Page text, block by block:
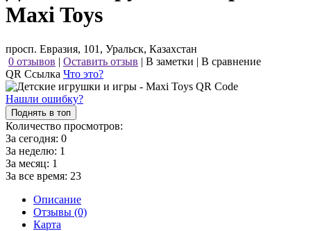
Maxi Toys
просп. Евразия, 101, Уральск, Казахстан
0 отзывов | Оставить отзыв | В заметки | В сравнение
QR Ссылка Что это?
Нашли ошибку?
Поднять в топ
Количество просмотров:
За сегодня: 0
За неделю: 1
За месяц: 1
За все время: 23
Описание
Отзывы (0)
Карта